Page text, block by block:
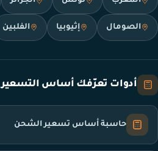
الصومال إثيوبيا الفلبين
أدوات تعرّفك أساس التسعير
حاسبة أساس تسعير الشحن